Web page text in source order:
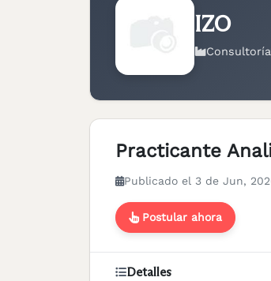
IZO
Consultoría
Practicante
Publicado el 3 de Jun,
Postular ahora
Detalles